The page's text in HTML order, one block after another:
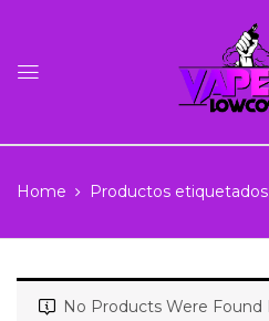
Home Productos etiquetados
No Products Were Found